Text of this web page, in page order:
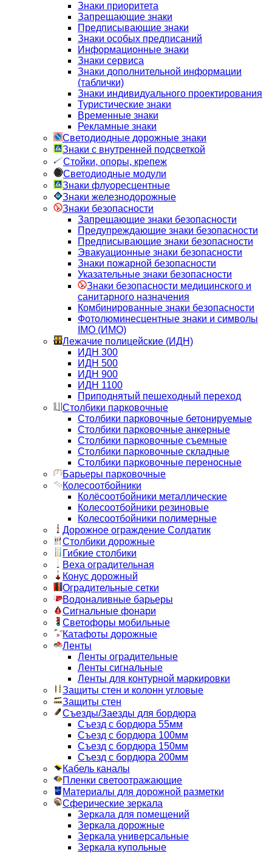
Знаки приоритета
Запрещающие знаки
Предписывающие знаки
Знаки особых предписаний
Информационные знаки
Знаки сервиса
Знаки дополнительной информации
(таблички)
Знаки индивидуального проектирования
Туристические знаки
Временные знаки
Рекламные знаки
Светодиодные дорожные знаки
Знаки с внутренней подсветкой
Стойки, опоры, крепеж
Светодиодные модули
Знаки флуоресцентные
Знаки железнодорожные
Знаки безопасности
Запрещающие знаки безопасности
Предупреждающие знаки безопасности
Предписывающие знаки безопасности
Эвакуационные знаки безопасности
Знаки пожарной безопасности
Указательные знаки безопасности
Знаки безопасности медицинского и
санитарного назначения
Комбинированные знаки безопасности
Фотолюминесцентные знаки и символы
IMO (ИМО)
Лежачие полицейские (ИДН)
ИДН 300
ИДН 500
ИДН 900
ИДН 1100
Приподнятый пешеходный переход
Столбики парковочные
Столбики парковочные бетонируемые
Столбики парковочные анкерные
Столбики парковочные съемные
Столбики парковочные складные
Столбики парковочные переносные
Барьеры парковочные
Колесоотбойники
Колёсоотбойники металлические
Колесоотбойники резиновые
Колесоотбойники полимерные
Дорожное ограждение Солдатик
Столбики дорожные
Гибкие столбики
Веха оградительная
Конус дорожный
Оградительные сетки
Водоналивные барьеры
Сигнальные фонари
Светофоры мобильные
Катафоты дорожные
Ленты
Ленты оградительные
Ленты сигнальные
Ленты для контурной маркировки
Защиты стен и колонн угловые
Защиты стен
Съезды/Заезды для бордюра
Съезд с бордюра 55мм
Съезд с бордюра 100мм
Съезд с бордюра 150мм
Съезд с бордюра 200мм
Кабель каналы
Пленки светоотражающие
Материалы для дорожной разметки
Сферические зеркала
Зеркала для помещений
Зеркала дорожные
Зеркала универсальные
Зеркала купольные